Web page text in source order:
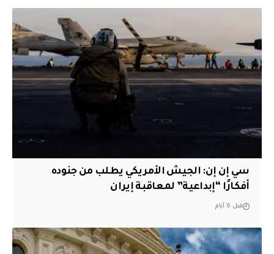
سي إن إن: الجيش الأمريكي يطلب من جنوده
أفكارًا “إبداعية” لمعاقبة إيران
قبل 6 أيام